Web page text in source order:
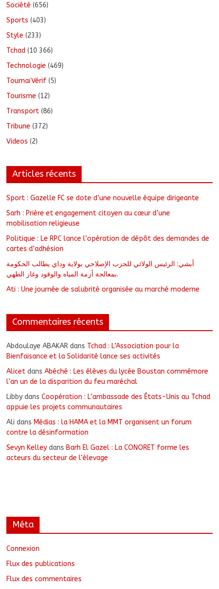
Société (656)
Sports (403)
Style (233)
Tchad (10 366)
Technologie (469)
ToumaïVérif (5)
Tourisme (12)
Transport (86)
Tribune (372)
Videos (2)
Articles récents
Sport : Gazelle FC se dote d’une nouvelle équipe dirigeante
Sarh : Prière et engagement citoyen au cœur d’une
mobilisation religieuse
Politique : Le RPC lance l’opération de dépôt des demandes de
cartes d’adhésion
أبشي: الرئيس الولائي للحزب الإصلاحي بولاية وداي يطالب الحكومة
بمعالجة أزمة المياه والوقود وغاز الطهي.
Ati : Une journée de salubrité organisée au marché moderne
Commentaires récents
Abdoulaye ABAKAR dans Tchad : L’Association pour la
Bienfaisance et la Solidarité lance ses activités
Alicet dansAbéché : Les élèves du lycée Boustan commémore
l’an un de la disparition du feu maréchal
Libby dansCoopération : L’ambassade des États-Unis au Tchad
appuie les projets communautaires
Ali dans Médias : la HAMA et la MMT organisent un forum
contre la désinformation
Sevyn Kelley dans Barh El Gazel : La CONORET forme les
acteurs du secteur de l’élevage
Méta
Connexion
Flux des publications
Flux des commentaires